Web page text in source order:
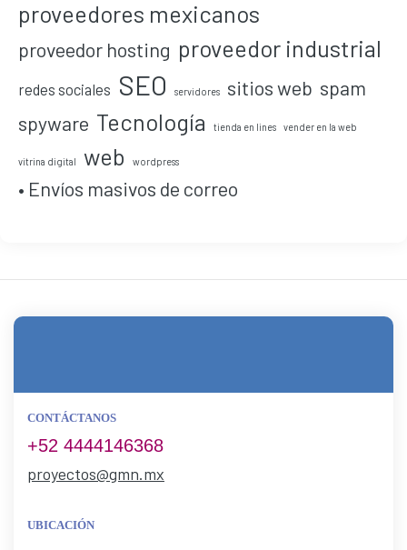
proveedores mexicanos
proveedor hosting proveedor industrial
redes sociales SEO servidores sitios web spam
spyware Tecnología tienda en lines vender en la web
vitrina digital web wordpress
• Envíos masivos de correo
CONTÁCTANOS
+52 4444146368
proyectos@gmn.mx
UBICACIÓN